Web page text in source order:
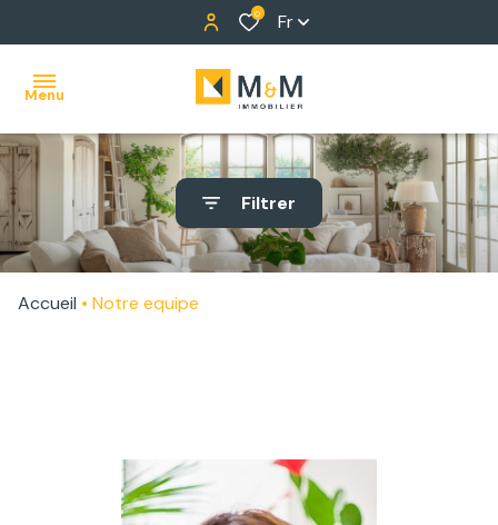
0 Fr
Menu
ACCUEIL
NOS
BIENS
Filtrer
Accueil Notre equipe